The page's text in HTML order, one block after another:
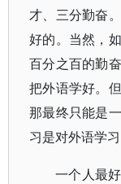
才、三分勤奋
好的。当然，
百分之百的勤
把外语学好。
那最终只能是
习是对外语学
一个人最